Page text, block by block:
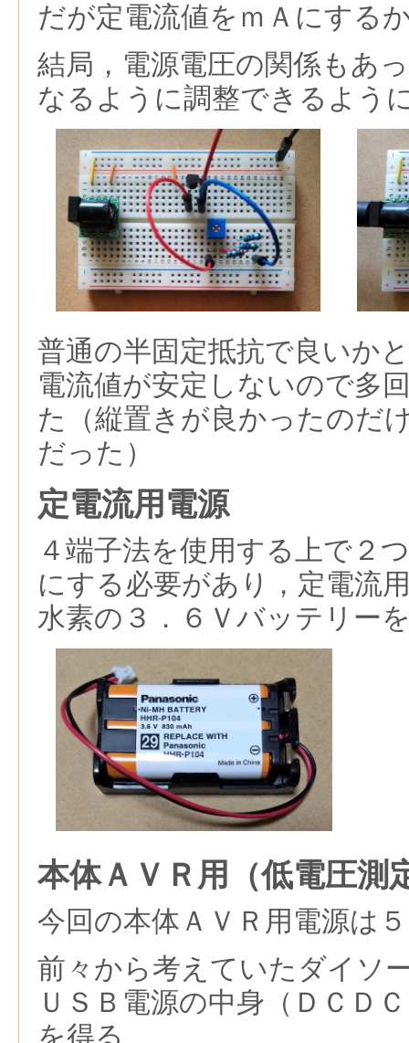
だが定電流値をｍＡにする
結局，電源電圧の関係もあ
なるように調整できるよう
普通の半固定抵抗で良いか
電流値が安定しないので多
た（縦置きが良かったのだ
だった）
定電流用電源
４端子法を使用する上で２
にする必要があり，定電流
水素の３．６Ｖバッテリー
本体ＡＶＲ用（低電圧測
今回の本体ＡＶＲ用電源は
前々から考えていたダイソ
ＵＳＢ電源の中身（ＤＣＤ
を得る